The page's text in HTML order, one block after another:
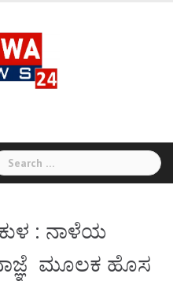
: ನಾಳೆಯ
ಮೂಲಕ ಹೊಸ